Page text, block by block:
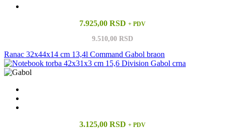
7.925,00 RSD + PDV
9.510,00 RSD
Ranac 32x44x14 cm 13,4l Command Gabol braon
3.125,00 RSD + PDV